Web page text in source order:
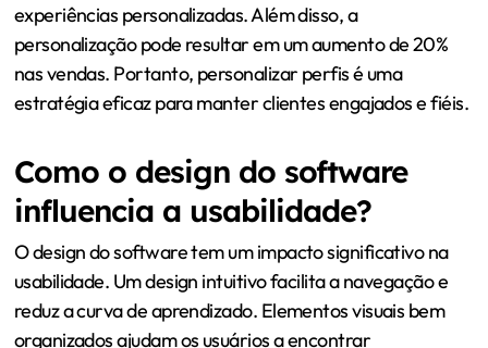
experiências personalizadas. Além disso, a
personalização pode resultar em um aumento de 20%
nas vendas. Portanto, personalizar perfis é uma
estratégia eficaz para manter clientes engajados e fiéis.
Como o design do software
influencia a usabilidade?
O design do software tem um impacto significativo na
usabilidade. Um design intuitivo facilita a navegação e
reduz a curva de aprendizado. Elementos visuais bem
organizados ajudam os usuários a encontrar